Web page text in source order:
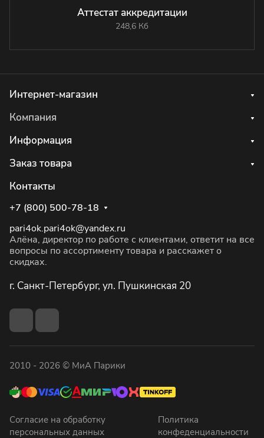
Аттестат аккредитации
248,6 Кб
Интернет-магазин
Компания
Информация
Заказ товара
Контакты
+7 (800) 500-78-18
pari4ok.pari4ok@yandex.ru
Алёна, директор по работе с клиентами, ответит на все
вопросы по ассортименту товара и расскажет о
скидках.
г. Санкт-Петербург, ул. Пушкинская 20
2010 - 2026 © МиА Парики
Согласие на обработку
персональных данных
Политика
конфеденциальности